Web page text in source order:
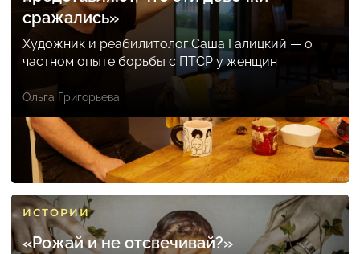
сражались»
Художник и реабилитолог Саша Галицкий — о
частном опыте борьбы с ПТСР у женщин
Ольга Григорьева
ИСТОРИИ
«Рожай и не отсвечивай?»